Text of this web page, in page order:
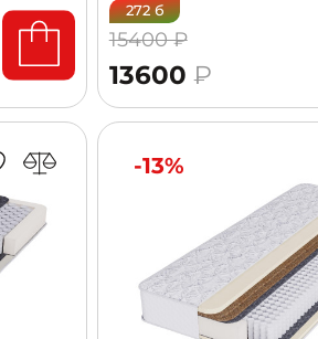
272 б
15400 ₽
13600 ₽
-13%